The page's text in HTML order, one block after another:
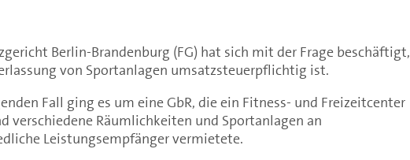
Berlin-Brandenburg (FG) hat sich mit der Frage beschäftigt,
von Sportanlagen umsatzsteuerpflichtig ist.
Fall ging es um eine GbR, die ein Fitness- und Freizeitcenter
verschiedene Räumlichkeiten und Sportanlagen an
Leistungsempfänger vermietete.